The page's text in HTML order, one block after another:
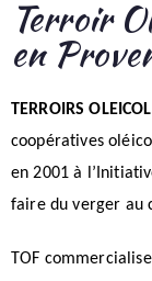
Terroir
en
TERROIRS
coopératives
en 2001 à
faire du verger au
TOF